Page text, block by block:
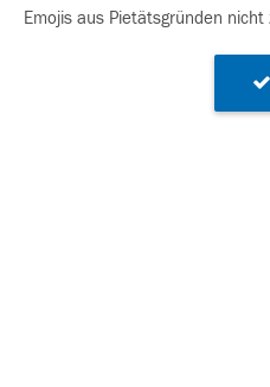
Emojis aus Pietätsgründen nicht